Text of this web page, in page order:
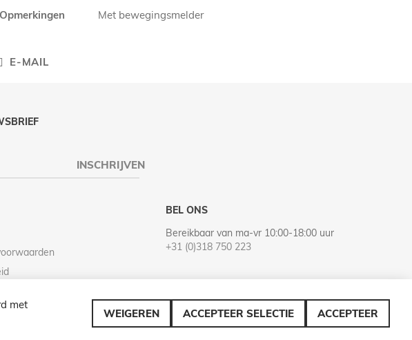
Opmerkingen
Met bewegingsmelder
E-MAIL
INSCHRIJVEN
BEL ONS
Bereikbaar van ma-vr 10:00-18:00 uur
+31 (0)318 750 223
met
WEIGEREN ACCEPTEER SELECTIE ACCEPTEER